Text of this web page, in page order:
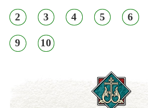
2 3 4 5 6
9 10